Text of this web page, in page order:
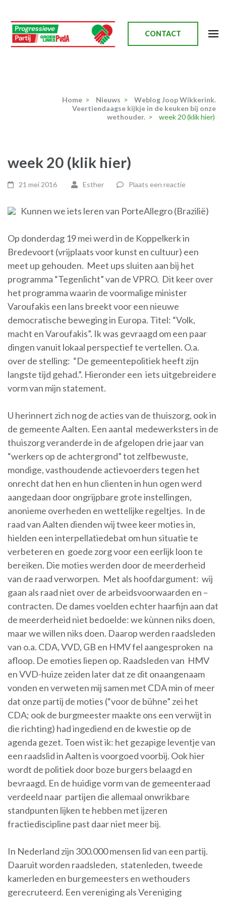
naar
inhoud
(Druk
CONTACT
Home > Nieuws >
Weblog Joop Wikkerink.
Veertiendaagse kijkje in de keuken bij onze
wethouder. > week 20 (klik hier)
week 20 (klik hier)
21 mei 2016 Esther Plaats een reactie
Kunnen we iets leren van PorteAllegro (Brazilië)
Op donderdag 19 mei werd in de Koppelkerk in
Bredevoort (vrijplaats voor kunst en cultuur) een
meet up gehouden. Meet ups sluiten aan bij het
programma “Tegenlicht” van de VPRO. Dit keer over
het programma waarin de voormalige minister
Varoufakis een lans breekt voor een nieuwe
democratische beweging in Europa. Titel: “Volk,
macht en Varoufakis”. Ik was gevraagd om een paar
dingen vanuit lokaal perspectief te vertellen. O.a.
over de stelling: “De gemeentepolitiek heeft zijn
langste tijd gehad.”. Hieronder een iets uitgebreidere
vorm van mijn statement.
U herinnert zich nog de acties van de thuiszorg, ook in
de gemeente Aalten. Een aantal medewerksters in de
thuiszorg veranderde in de afgelopen drie jaar van
“werkers op de achtergrond” tot zelfbewuste,
mondige, vasthoudende actievoerders tegen het
onrecht dat hen en hun clienten in hun ogen werd
aangedaan door ongrijpbare grote instellingen,
anonieme overheden en wettelijke regeltjes. In de
raad van Aalten dienden wij twee keer moties in,
hielden een interpellatiedebat om hun situatie te
verbeteren en goede zorg voor een eerlijk loon te
bereiken. Die moties werden door de meerderheid
van de raad verworpen. Met als hoofdargument: wij
gaan als raad niet over de arbeidsvoorwaarden en –
contracten. De dames voelden echter haarfijn aan dat
de meerderheid niet bedoelde: we kùnnen niks doen,
maar we wìllen niks doen. Daarop werden raadsleden
van o.a. CDA, VVD, GB en HMV fel aangesproken na
afloop. De emoties liepen op. Raadsleden van HMV
en VVD-huize zeiden later dat ze dit onaangenaam
vonden en verweten mij samen met CDA min of meer
dat onze partij de moties (“voor de bühne” zei het
CDA; ook de burgmeester maakte ons een verwijt in
die richting) had ingediend en de kwestie op de
agenda gezet. Toen wist ik: het gezapige leventje van
een raadslid in Aalten is voorgoed voorbij. Ook hier
wordt de politiek door boze burgers belaagd en
bevraagd. En de huidige vorm van de gemeenteraad
verdeeld naar partijen die allemaal onwrikbare
standpunten lijken te hebben met ijzeren
fractiediscipline past daar niet meer bij.
In Nederland zijn 300.000 mensen lid van een partij.
Daaruit worden raadsleden, statenleden, tweede
kamerleden en burgemeesters en wethouders
gerecruteerd. Een vereniging als Vereniging